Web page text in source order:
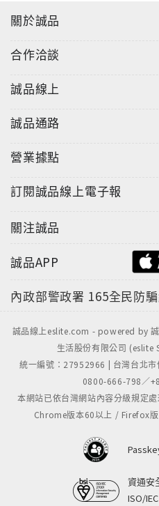
關於誠品
合作洽談
誠品線上
誠品通路
營業據點
訂閱誠品線上電子報
關注誠品
誠品APP
內政部警政署 165全民防
誠品線上eslite.com - powered by
生活股份有限公司
統一編號：27952966 | 台灣台北市
0800-666-798／
本網站已依台灣網站內容分級規定
Chrome版本60以上 / Firefox
資通安
ISO/